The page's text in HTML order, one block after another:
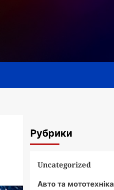
Рубрики
Uncategorized
Авто та мототехніка